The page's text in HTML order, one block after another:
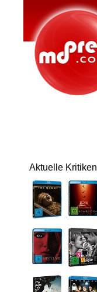
Aktuelle Kritiken